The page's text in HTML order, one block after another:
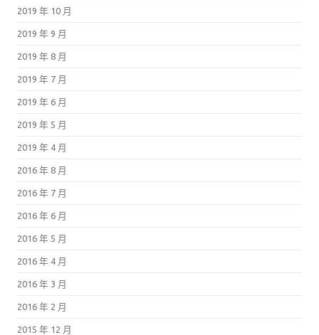
2019 年 10 月
2019 年 9 月
2019 年 8 月
2019 年 7 月
2019 年 6 月
2019 年 5 月
2019 年 4 月
2016 年 8 月
2016 年 7 月
2016 年 6 月
2016 年 5 月
2016 年 4 月
2016 年 3 月
2016 年 2 月
2015 年 12 月